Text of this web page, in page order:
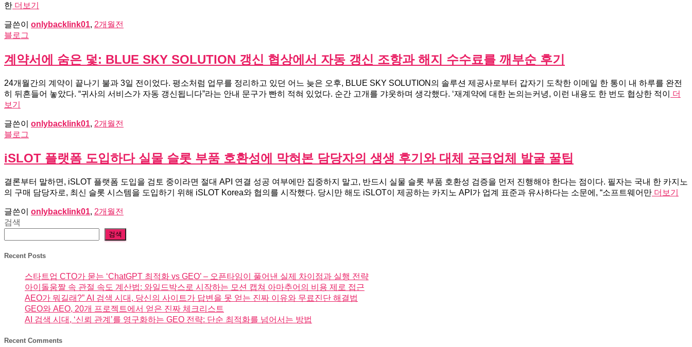
한 더보기
글쓴이 onlybacklink01, 2개월전
블로그
계약서에 숨은 덫: BLUE SKY SOLUTION 갱신 협상에서 자동 갱신 조항과 해지 수수료를 깨부순 후기
24개월간의 계약이 끝나기 불과 3일 전이었다. 평소처럼 업무를 정리하고 있던 어느 늦은 오후, BLUE SKY SOLUTION의 솔루션 제공사로부터 갑자기 도착한 이메일 한 통이 내 하루를 완전
히 뒤흔들어 놓았다. “귀사의 서비스가 자동 갱신됩니다”라는 안내 문구가 빤히 적혀 있었다. 순간 고개를 갸웃하며 생각했다. ‘재계약에 대한 논의는커녕, 이런 내용도 한 번도 협상한 적이
더
보기
글쓴이 onlybacklink01, 2개월전
블로그
iSLOT 플랫폼 도입하다 실물 슬롯 부품 호환성에 막혀본 담당자의 생생 후기와 대체 공급업체 발굴 꿀팁
결론부터 말하면, iSLOT 플랫폼 도입을 검토 중이라면 절대 API 연결 성공 여부에만 집중하지 말고, 반드시 실물 슬롯 부품 호환성 검증을 먼저 진행해야 한다는 점이다. 필자는 국내 한 카지노
의 구매 담당자로, 최신 슬롯 시스템을 도입하기 위해 iSLOT Korea와 협의를 시작했다. 당시만 해도 iSLOT이 제공하는 카지노 API가 업계 표준과 유사하다는 소문에, “소프트웨어만 더보기
글쓴이 onlybacklink01, 2개월전
검색
검색
Recent Posts
스타트업 CTO가 묻는 ‘ChatGPT 최적화 vs GEO’ – 오픈타임이 풀어낸 실제 차이점과 실행 전략
아이돌움짤 속 관절 속도 계산법: 와일드박스로 시작하는 모션 캡쳐 아마추어의 비용 제로 접근
AEO가 뭐길래?” AI 검색 시대, 당신의 사이트가 답변을 못 얻는 진짜 이유와 무료진단 해결법
GEO와 AEO, 20개 프로젝트에서 얻은 진짜 체크리스트
AI 검색 시대, ‘신뢰 관계’를 영구화하는 GEO 전략: 단순 최적화를 넘어서는 방법
Recent Comments